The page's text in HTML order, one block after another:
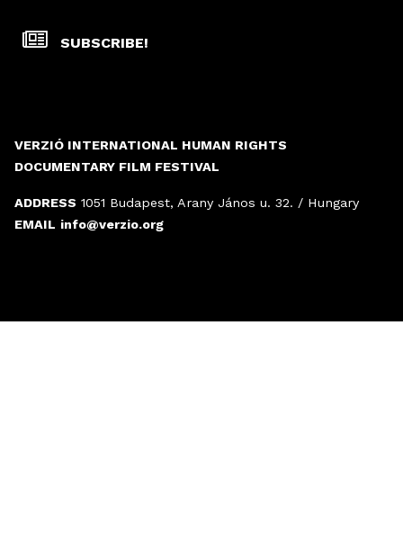
VERZIÓ INTERNATIONAL HUMAN RIGHTS
DOCUMENTARY FILM FESTIVAL
ADDRESS 1051 Budapest, Arany János u. 32. / Hungary
EMAIL info@verzio.org
SUBSCRIBE!